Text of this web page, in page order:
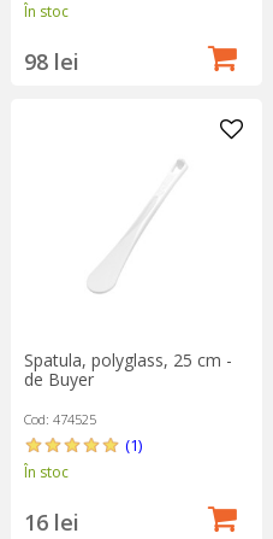
În stoc
98 lei
Spatula, polyglass, 25 cm -
de Buyer
Cod: 474525
(1)
În stoc
16 lei